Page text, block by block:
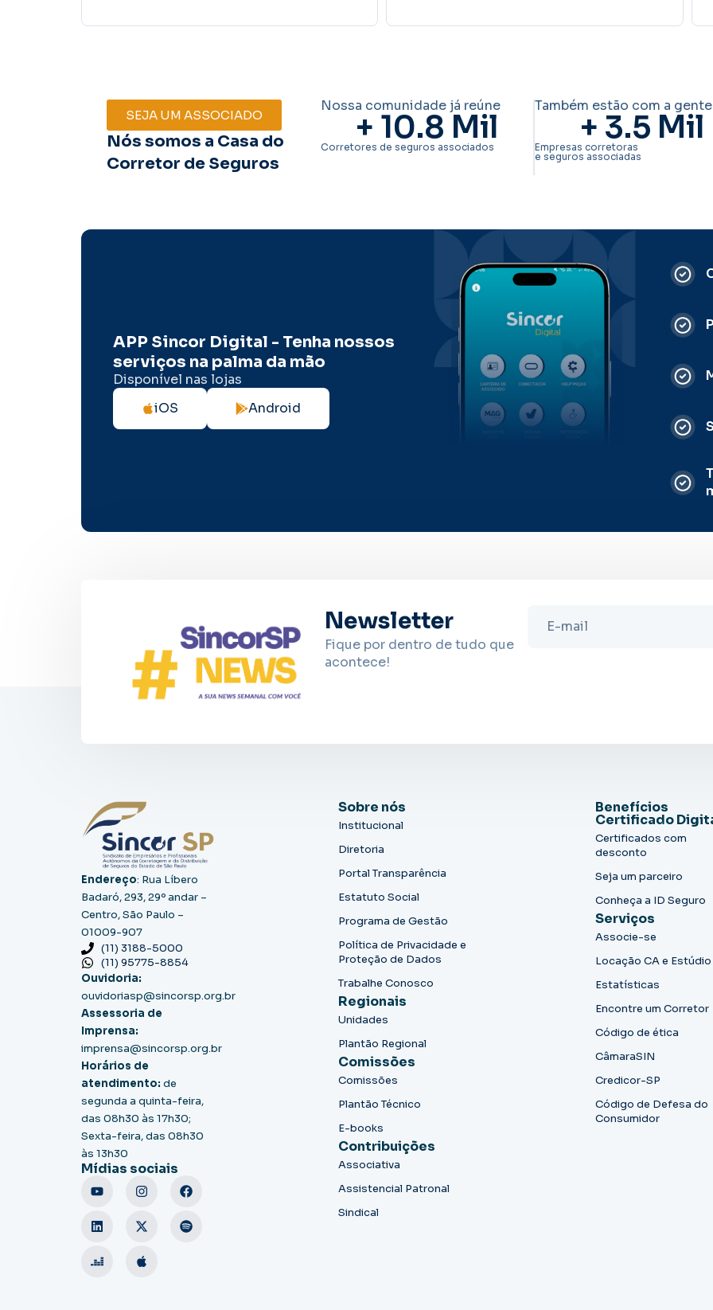
SEJA UM ASSOCIADO
Nós somos a Casa do
Corretor de Seguros
Nossa comunidade já reúne
+ 10.8 Mil
Corretores de seguros associados
Também estão com a gente
+ 3.5 Mil
Empresas corretoras
e seguros associadas
APP Sincor Digital - Tenha nossos
serviços na palma da mão
Disponível nas lojas
iOS
Android
Newsletter
Fique por dentro de tudo que
acontece!
Endereço: Rua Líbero
Badaró, 293, 29º andar –
Centro, São Paulo –
01009-907
(11) 3188-5000
(11) 95775-8854
Ouvidoria:
ouvidoriasp@sincorsp.org.br
Assessoria de
Imprensa:
imprensa@sincorsp.org.br
Horários de
atendimento: de
segunda a quinta-feira,
das 08h30 às 17h30;
Sexta-feira, das 08h30
às 13h30
Mídias sociais
Sobre nós
Institucional
Diretoria
Portal Transparência
Estatuto Social
Programa de Gestão
Política de Privacidade e
Proteção de Dados
Trabalhe Conosco
Regionais
Unidades
Plantão Regional
Comissões
Comissões
Plantão Técnico
E-books
Contribuições
Associativa
Assistencial Patronal
Sindical
Benefícios
Certificado
Certificados com
desconto
Seja um parceiro
Conheça a ID Seguro
Serviços
Associe-se
Locação CA e Estúdio
Estatísticas
Encontre um Corretor
Código de ética
CâmaraSIN
Credicor-SP
Código de Defesa do
Consumidor